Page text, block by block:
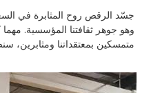
جسّد الرقص روح المثابرة في
وهو جوهر ثقافتنا المؤسسية.
متمسكين بمعتقداتنا ومثابرين،